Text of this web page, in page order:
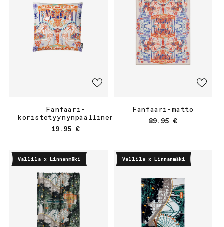
Fanfaari-
koristetyynynpäällinen
Normaalihinta
19.95 €
Fanfaari-matto
Normaalihinta
89.95 €
Vallila x Linnanmäki Vallila x Linnanmäki